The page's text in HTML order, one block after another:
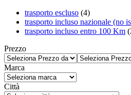
trasporto escluso (4)
trasporto incluso nazionale (no
trasporto incluso entro 100 Km
Prezzo
Marca
Città